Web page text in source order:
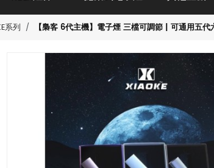
系列 【梟客 6代主機】電子煙 三檔可調節 | 可通用五